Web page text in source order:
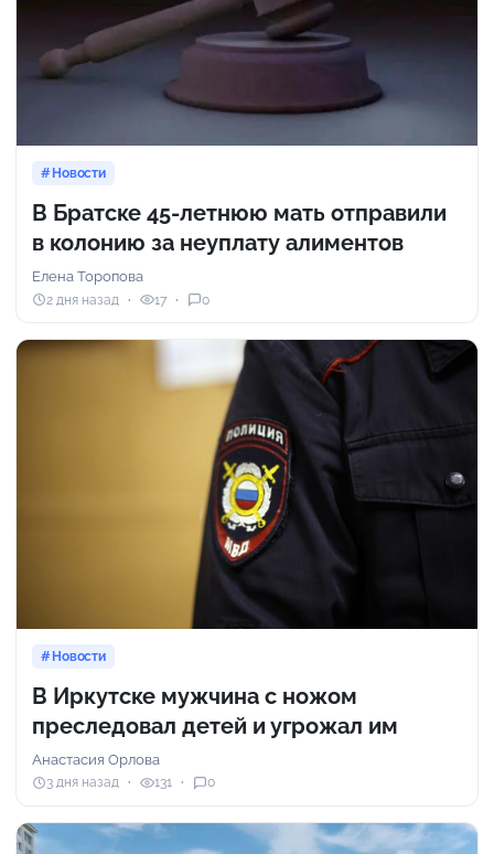
Новости
В Братске 45-летнюю мать отправили
в колонию за неуплату алиментов
Елена Торопова
2 дня назад 17 0
Новости
В Иркутске мужчина с ножом
преследовал детей и угрожал им
Анастасия Орлова
3 дня назад 131 0